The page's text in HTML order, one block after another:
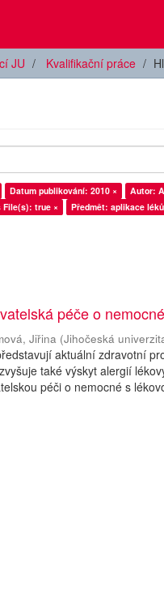
JU Kvalifikační práce
Datum publikování: 2010 × Autor:
File(s): true × Předmět: aplikace
péče o
Jiřina (Jihočeská
aktuální zdravotní
také výskyt alergií
péči o nemocné s